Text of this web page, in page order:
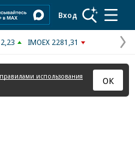
Вход
IMOEX 2281,31
правилами использования
ОК